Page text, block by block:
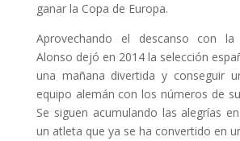
ganar la Copa de Europa.
Aprovechando el descanso con la
Alonso dejó en 2014 la selección
una mañana divertida y conseguir
equipo alemán con los números de
Se siguen acumulando las alegrías
un atleta que ya se ha convertido en